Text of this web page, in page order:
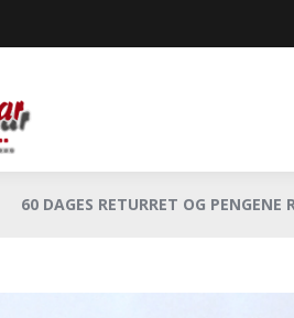
60 DAGES RETURRET OG PENGENE